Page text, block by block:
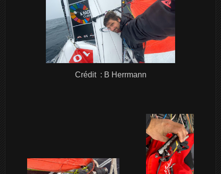
Crédit : B Herrmann